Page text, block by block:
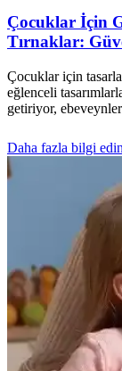
Çocuklar İçin
Tırnaklar:
Çocuklar için
eğlenceli
getiriyor,
Daha fazla bilgi